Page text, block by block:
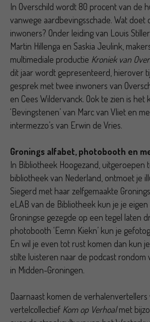
In Overschild wordt 80 procent van de
vanwege aardbevingsschade. Wat doet
inwoners? Onder leiding van Louis Stiller
Martin Hillenga en Saskia Jeulink,
multimediale productie Kroniek van
dit jaar wordt gepresenteerd, hierover
gesprek met twee inwoners van
en Cees Wildervanck. Ook te zien is het
‘Bevingstenen’ van Marc van Vliet en
intermezzo’s van Erwin de Vries.
Gronings alfabet, photobooth en
In Bibliotheek Hoogezand, uitgeroepen
bibliotheek van Nederland, ontmoet je
Siegerd met haar zelfgemaakte
eLAB van de Bibliotheek kun je je
Groningse gezegde op een tegel laten
photobooth ‘Eemn Kiekn’ kun je
En wil je even tot rust komen dan kun
stilte luisteren naar de podcast rondom
in Midden-Groningen.
Daarnaast komen de verhalenvertellers
vertelcollectief Kom op Verhoalmet